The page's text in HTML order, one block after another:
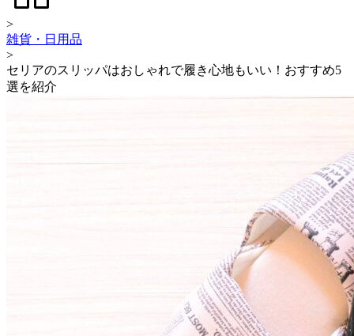
>
雑貨・日用品
>
セリアのスリッパはおしゃれで履き心地もいい！おすすめ5
選を紹介